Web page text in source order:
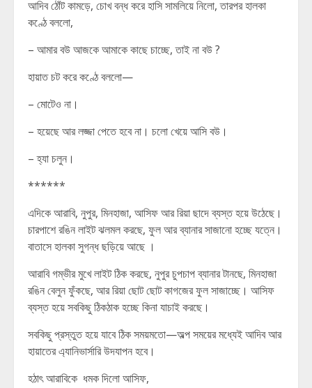
আদিব ঠোঁট কামড়ে, চোখ বন্ধ করে হাসি সামলিয়ে নিলো, তারপর হালকা
কণ্ঠে বললো,
– আমার বউ আজকে আমাকে কাছে চাচ্ছে, তাই না বউ ?
হায়াত চট করে কণ্ঠে বললো—
– মোটেও না।
– হয়েছে আর লজ্জা পেতে হবে না। চলো খেয়ে আসি বউ।
– হ্যা চলুন।
******
এদিকে আরাবি, নুপুর, মিনহাজা, আসিফ আর রিয়া ছাদে ব্যস্ত হয়ে উঠেছে।
চারপাশে রঙিন লাইট ঝলমল করছে, ফুল আর ব্যানার সাজানো হচ্ছে যত্নে।
বাতাসে হালকা সুগন্ধ ছড়িয়ে আছে ।
আরাবি গম্ভীর মুখে লাইট ঠিক করছে, নুপুর চুপচাপ ব্যানার টানছে, মিনহাজা
রঙিন বেলুন ফুঁকছে, আর রিয়া ছোট ছোট কাগজের ফুল সাজাচ্ছে। আসিফ
ব্যস্ত হয়ে সবকিছু ঠিকঠাক হচ্ছে কিনা যাচাই করছে।
সবকিছু প্রস্তুত হয়ে যাবে ঠিক সময়মতো—অল্প সময়ের মধ্যেই আদিব আর
হায়াতের এ্যানিভার্সারি উদযাপন হবে।
হঠাৎ আরাবিকে ধমক দিলো আসিফ,